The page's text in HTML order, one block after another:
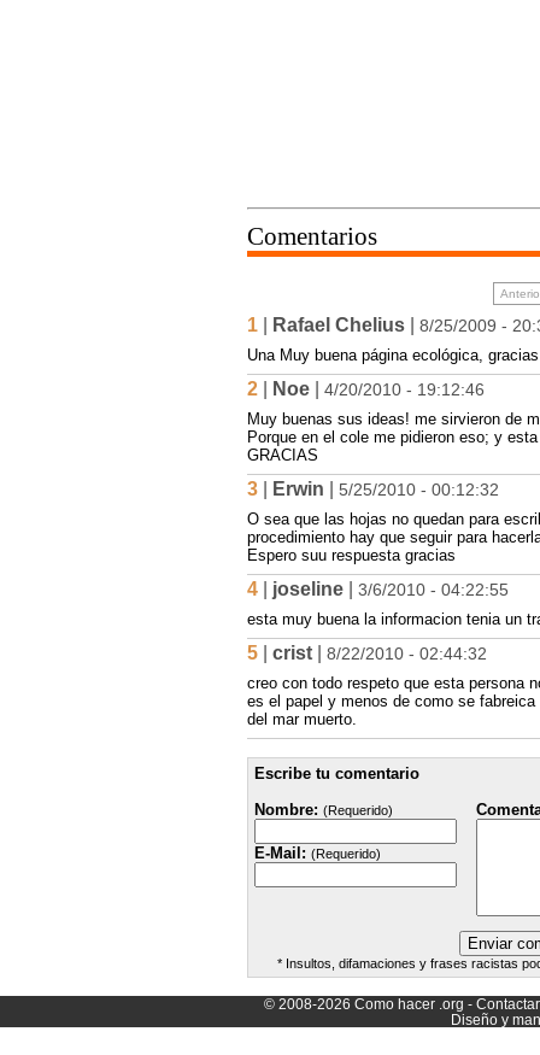
Comentarios
1 Rafael Chelius
8/25/2009 -
Una Muy buena página ecológica,
2 Noe
4/20/2010 - 19:12:46
Muy buenas sus ideas! me sirvieron de
Porque en el cole me pidieron eso; y
GRACIAS
3 Erwin
5/25/2010 - 00:12:32
O sea que las hojas no quedan para
procedimiento hay que seguir para
Espero suu respuesta gracias
4 joseline
3/6/2010 - 04:22:55
esta muy buena la informacion tenia un
5 crist
8/22/2010 - 02:44:32
creo con todo respeto que esta persona
es el papel y menos de como se
del mar muerto.
Escribe tu comentario
Nombre: (Requerido)
E-Mail: (Requerido)
* Insultos, difamaciones y frases racistas
© 2008-2026Como hacer .org -Contactar
Diseño y